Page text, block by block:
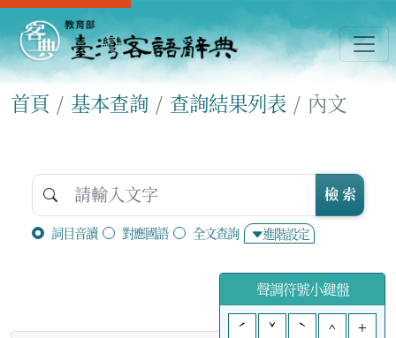
首頁 基本查詢 查詢結果列表 內文
詞目音讀 對應國語 全文查詢 進階設定
檢 索
聲調符號小鍵盤
ˊ
ˇ ˋ ^ +